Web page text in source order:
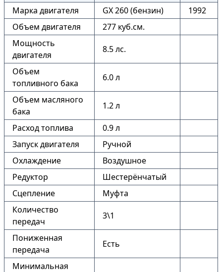
Марка двигателя
GX 260 (бензин)
1992
Объем двигателя
277 куб.см.
Мощность
двигателя
8.5 лс.
Объем
топливного бака
6.0 л
Объем масляного
бака
1.2 л
Расход топлива
0.9 л
Запуск двигателя
Ручной
Охлаждение
Воздушное
Редуктор
Шестерёнчатый
Сцепление
Муфта
Количество
передач
3\1
Пониженная
передача
Есть
Минимальная